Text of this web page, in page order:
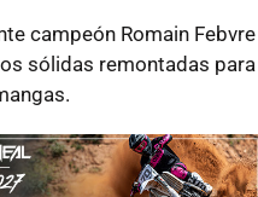
campeón Romain Febvre
sólidas remontadas para